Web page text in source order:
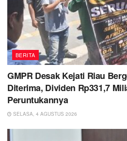
BERITA
GMPR Desak Kejati Riau
Diterima, Dividen Rp331,7
Peruntukannya
SELASA, 4 AGUSTUS 2026